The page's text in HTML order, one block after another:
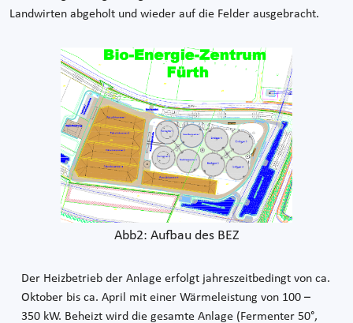
Landwirten abgeholt und wieder auf die Felder ausgebracht.
Abb2: Aufbau des BEZ
Der Heizbetrieb der Anlage erfolgt jahreszeitbedingt von ca.
Oktober bis ca. April mit einer Wärmeleistung von 100 –
350 kW. Beheizt wird die gesamte Anlage (Fermenter 50°,